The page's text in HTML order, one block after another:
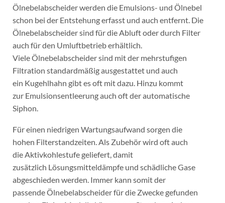
Ölnebelabscheider werden die Emulsions- und Ölnebel
schon bei der Entstehung erfasst und auch entfernt. Die
Ölnebelabscheider sind für die Abluft oder durch Filter
auch für den Umluftbetrieb erhältlich.
Viele Ölnebelabscheider sind mit der mehrstufigen
Filtration standardmäßig ausgestattet und auch
ein Kugehlhahn gibt es oft mit dazu. Hinzu kommt
zur Emulsionsentleerung auch oft der automatische
Siphon.
Für einen niedrigen Wartungsaufwand sorgen die
hohen Filterstandzeiten. Als Zubehör wird oft auch
die Aktivkohlestufe geliefert, damit
zusätzlich Lösungsmitteldämpfe und schädliche Gase
abgeschieden werden. Immer kann somit der
passende Ölnebelabscheider für die Zwecke gefunden